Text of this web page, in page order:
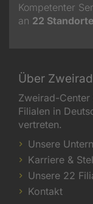
Kompetenter
an 22
Über
Zweirad-
Filialen in
vertreten.
Unsere
Karriere &
Unsere 22
Kontakt